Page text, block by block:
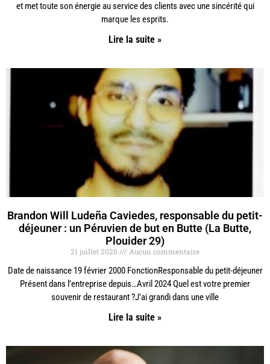
et met toute son énergie au service des clients avec une sincérité qui
marque les esprits.
Lire la suite »
Brandon Will Ludeña Caviedes, responsable du petit-
déjeuner : un Péruvien de but en Butte (La Butte,
Plouider 29)
21 juillet 2026 Aucun commentaire
Date de naissance 19 février 2000 FonctionResponsable du petit-déjeuner
Présent dans l’entreprise depuis…Avril 2024 Quel est votre premier
souvenir de restaurant ?J’ai grandi dans une ville
Lire la suite »